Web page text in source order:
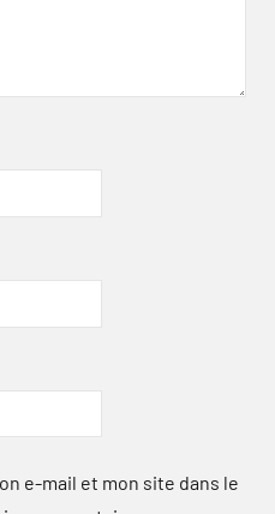
e-mail et mon site dans le